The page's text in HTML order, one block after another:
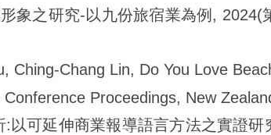
象之研究-以九份旅宿業為例,
Ching-Chang Lin, Do You Love
Proceedings, New
可延伸商業報導語言方法之實證